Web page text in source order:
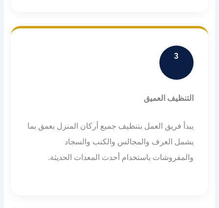
التنظيف العميق
يبدأ فريق العمل بتنظيف جميع أركان المنزل بعمق بما
يشمل الغرف والمجالس والكنب والسجاد
والمفروشات باستخدام أحدث المعدات الحديثة.